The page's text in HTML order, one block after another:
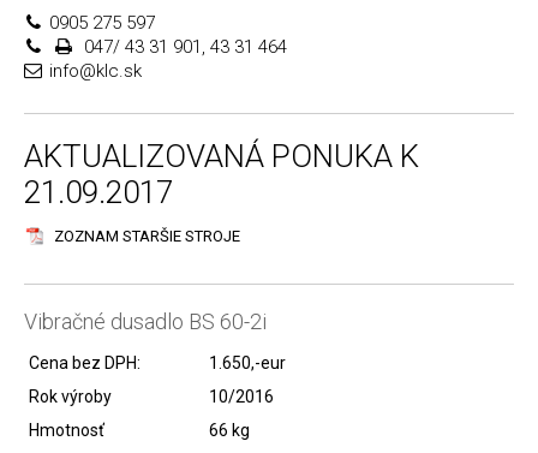
0905 275 597
047/ 43 31 901, 43 31 464
info@klc.sk
AKTUALIZOVANÁ PONUKA K
21.09.2017
ZOZNAM STARŠIE STROJE
Vibračné dusadlo BS 60-2i
Cena bez DPH:
1.650,-eur
Rok výroby
10/2016
Hmotnosť
66 kg